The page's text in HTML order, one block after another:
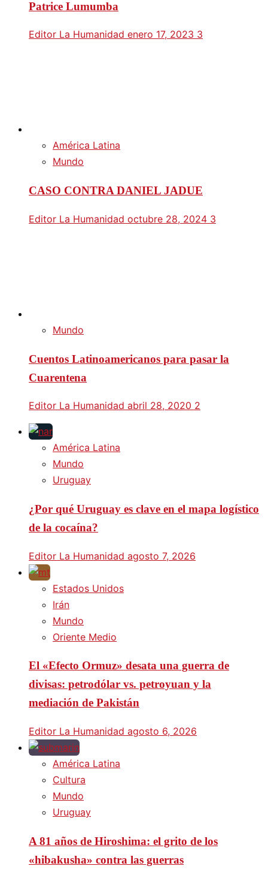
Patrice Lumumba
Editor La Humanidad enero 17, 2023 3
América Latina
Mundo
CASO CONTRA DANIEL JADUE
Editor La Humanidad octubre 28, 2024 3
Mundo
Cuentos Latinoamericanos para pasar la
Cuarentena
Editor La Humanidad abril 28, 2020 2
América Latina
Mundo
Uruguay
¿Por qué Uruguay es clave en el mapa logístico
de la cocaína?
Editor La Humanidad agosto 7, 2026
Estados Unidos
Irán
Mundo
Oriente Medio
El «Efecto Ormuz» desata una guerra de
divisas: petrodólar vs. petroyuan y la
mediación de Pakistán
Editor La Humanidad agosto 6, 2026
América Latina
Cultura
Mundo
Uruguay
A 81 años de Hiroshima: el grito de los
«hibakusha» contra las guerras